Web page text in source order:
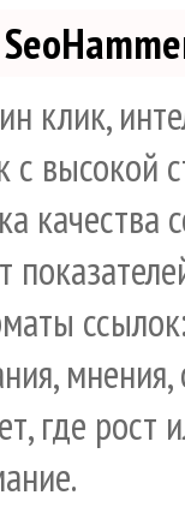
клик,
высокой
где рост